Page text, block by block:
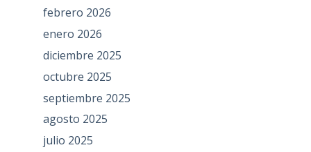
febrero 2026
enero 2026
diciembre 2025
octubre 2025
septiembre 2025
agosto 2025
julio 2025